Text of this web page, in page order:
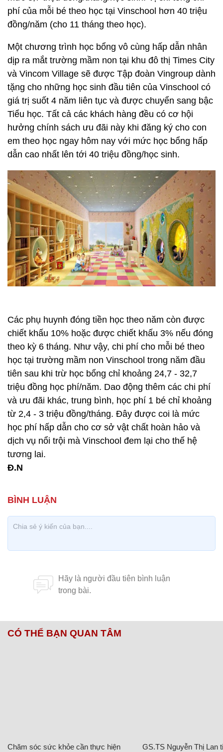
phí của mỗi bé theo học tại Vinschool hơn 40 triệu
đồng/năm (cho 11 tháng theo học).
Một chương trình học bổng vô cùng hấp dẫn nhân
dịp ra mắt trường mầm non tại khu đô thị Times City
và Vincom Village sẽ được Tập đoàn Vingroup dành
tặng cho những học sinh đầu tiên của Vinschool có
giá trị suốt 4 năm liên tục và được chuyển sang bậc
Tiểu học. Tất cả các khách hàng đều có cơ hội
hưởng chính sách ưu đãi này khi đăng ký cho con
em theo học ngay hôm nay với mức học bổng hấp
dẫn cao nhất lên tới 40 triệu đồng/học sinh.
Các phụ huynh đóng tiền học theo năm còn được
chiết khấu 10% hoặc được chiết khấu 3% nếu đóng
theo kỳ 6 tháng. Như vậy, chi phí cho mỗi bé theo
học tại trường mầm non Vinschool trong năm đầu
tiên sau khi trừ học bổng chỉ khoảng 24,7 - 32,7
triệu đồng học phí/năm. Dao động thêm các chi phí
và ưu đãi khác, trung bình, học phí 1 bé chỉ khoảng
từ 2,4 - 3 triệu đồng/tháng. Đây được coi là mức
học phí hấp dẫn cho cơ sở vật chất hoàn hảo và
dịch vụ nổi trội mà Vinschool đem lại cho thế hệ
tương lai.
Đ.N
CÓ THỂ BẠN QUAN TÂM
Chăm sóc sức khỏe cần thực hiện
GS.TS Nguyễn Thị Lan